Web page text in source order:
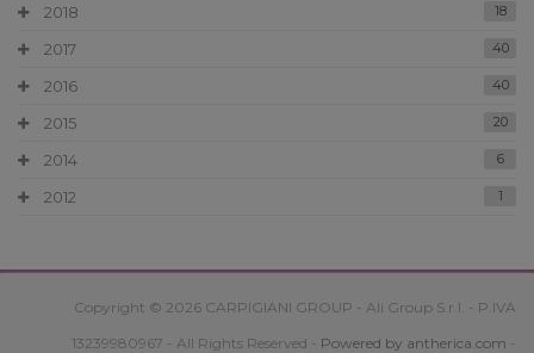
2018 18
2017 40
2016 40
2015 20
2014 6
2012 1
Copyright © 2026 CARPIGIANI GROUP - Ali Group S.r.l. - P.IVA
13239980967 - All Rights Reserved - Powered by antherica.com -